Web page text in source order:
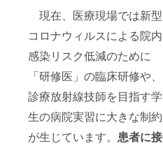
現在、医療現場では新型
コロナウィルスによる院内
感染リスク低減のために
「研修医」の臨床研修や、
診療放射線技師を目指す学
生の病院実習に大きな制約
が生じています。 患者に接